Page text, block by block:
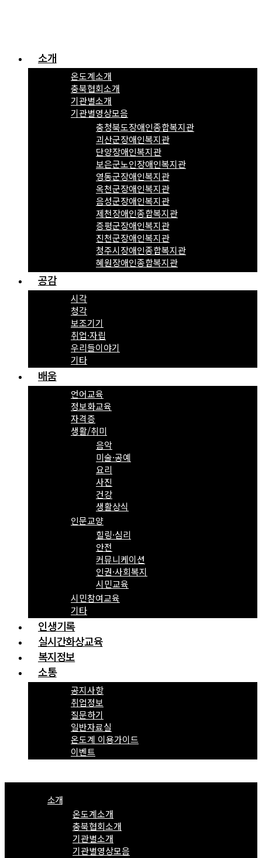
소개
온도계소개
충북협회소개
기관별소개
기관별영상모음
충청북도장애인종합복지관
괴산군장애인복지관
단양장애인복지관
보은군노인장애인복지관
영동군장애인복지관
옥천군장애인복지관
음성군장애인복지관
제천장애인종합복지관
증평군장애인복지관
진천군장애인복지관
청주시장애인종합복지관
혜원장애인종합복지관
공감
시각
청각
보조기기
취업·자립
우리들이야기
기타
배움
언어교육
정보화교육
자격증
생활/취미
음악
미술·공예
요리
사진
건강
생활상식
인문교양
힐링·심리
안전
커뮤니케이션
인권·사회복지
시민교육
시민참여교육
기타
인생기록
실시간화상교육
복지정보
소통
공지사항
취업정보
질문하기
일반자료실
온도계 이용가이드
이벤트
소개
온도계소개
충북협회소개
기관별소개
기관별영상모음